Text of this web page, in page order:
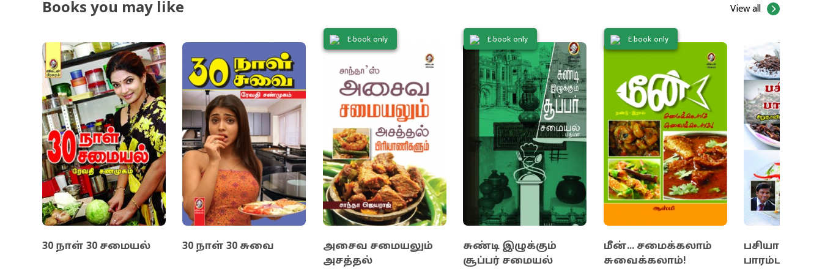
Books you may like View all
30 நாள் 30 சமையல் 30 நாள் 30 சுவை
E-book only
அசைவ சமையலும்
அசத்தல்
E-book only
சுண்டி இழுக்கும்
சூப்பர் சமையல்
E-book only
மீன்... சமைக்கலாம்
சுவைக்கலாம்!
பசியாற்றும்
பாரம்பரியம்